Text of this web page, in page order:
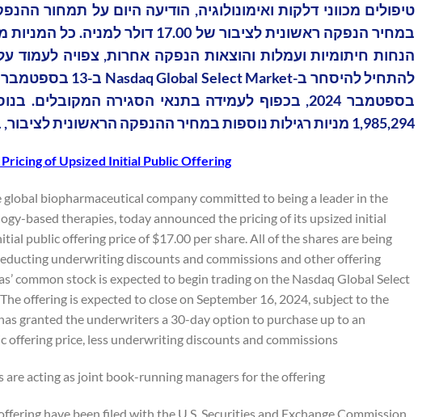
1,985,294 מניות רגילות נוספות במחיר ההנפקה הראשונית לציבור, בניכוי הנחות חיתום ועמלות.
of Upsized Initial Public Offering
global biopharmaceutical company committed to being a leader in the
based therapies, today announced the pricing of its upsized initial
public offering price of $17.00 per share. All of the shares are being
underwriting discounts and commissions and other offering
common stock is expected to begin trading on the Nasdaq Global Select
offering is expected to close on September 16, 2024, subject to the
granted the underwriters a 30-day option to purchase up to an
price, less underwriting discounts and commissions.
acting as joint book-running managers for the offering.
have been filed with the U.S. Securities and Exchange Commission